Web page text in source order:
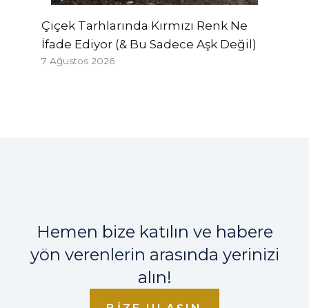
Çiçek Tarhlarında Kırmızı Renk Ne
İfade Ediyor (& Bu Sadece Aşk Değil)
7 Ağustos 2026
Hemen bize katılın ve habere
yön verenlerin arasında yerinizi
alın!